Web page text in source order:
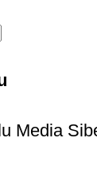
Media